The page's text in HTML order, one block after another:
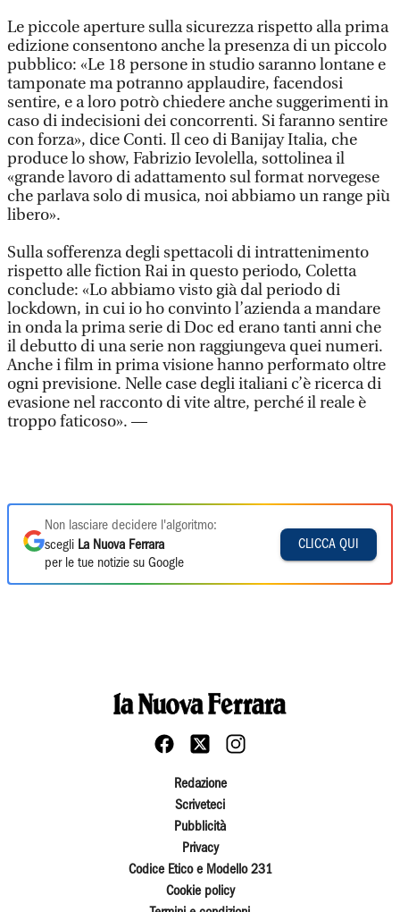
Le piccole aperture sulla sicurezza rispetto alla prima
edizione consentono anche la presenza di un piccolo
pubblico: «Le 18 persone in studio saranno lontane e
tamponate ma potranno applaudire, facendosi
sentire, e a loro potrò chiedere anche suggerimenti in
caso di indecisioni dei concorrenti. Si faranno sentire
con forza», dice Conti. Il ceo di Banijay Italia, che
produce lo show, Fabrizio Ievolella, sottolinea il
«grande lavoro di adattamento sul format norvegese
che parlava solo di musica, noi abbiamo un range più
libero».
Sulla sofferenza degli spettacoli di intrattenimento
rispetto alle fiction Rai in questo periodo, Coletta
conclude: «Lo abbiamo visto già dal periodo di
lockdown, in cui io ho convinto l’azienda a mandare
in onda la prima serie di Doc ed erano tanti anni che
il debutto di una serie non raggiungeva quei numeri.
Anche i film in prima visione hanno performato oltre
ogni previsione. Nelle case degli italiani c’è ricerca di
evasione nel racconto di vite altre, perché il reale è
troppo faticoso». —
Non lasciare decidere l'algoritmo:
scegli La Nuova Ferrara
per le tue notizie su Google
CLICCA QUI
Redazione
Scriveteci
Pubblicità
Privacy
Codice Etico e Modello 231
Cookie policy